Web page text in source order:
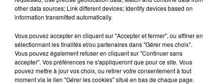
other data sources; Link different devices; Identify devices based on
information transmitted automatically.
Vous pouvez accepter en cliquant sur "Accepter et fermer", ou affiner en
sélectionnant les finalités et/ou partenaires dans "Gérer mes choix".
Vous pouvez également refuser en cliquant sur "Continuer sans
accepter". Vos préférences ne s'appliqueront que pour ce site. Vous
pouvez mettre à jour vos choix, ou retirer votre consentement à tout
moment via le lien "Gérer les cookies" situé en bas de chaque page.